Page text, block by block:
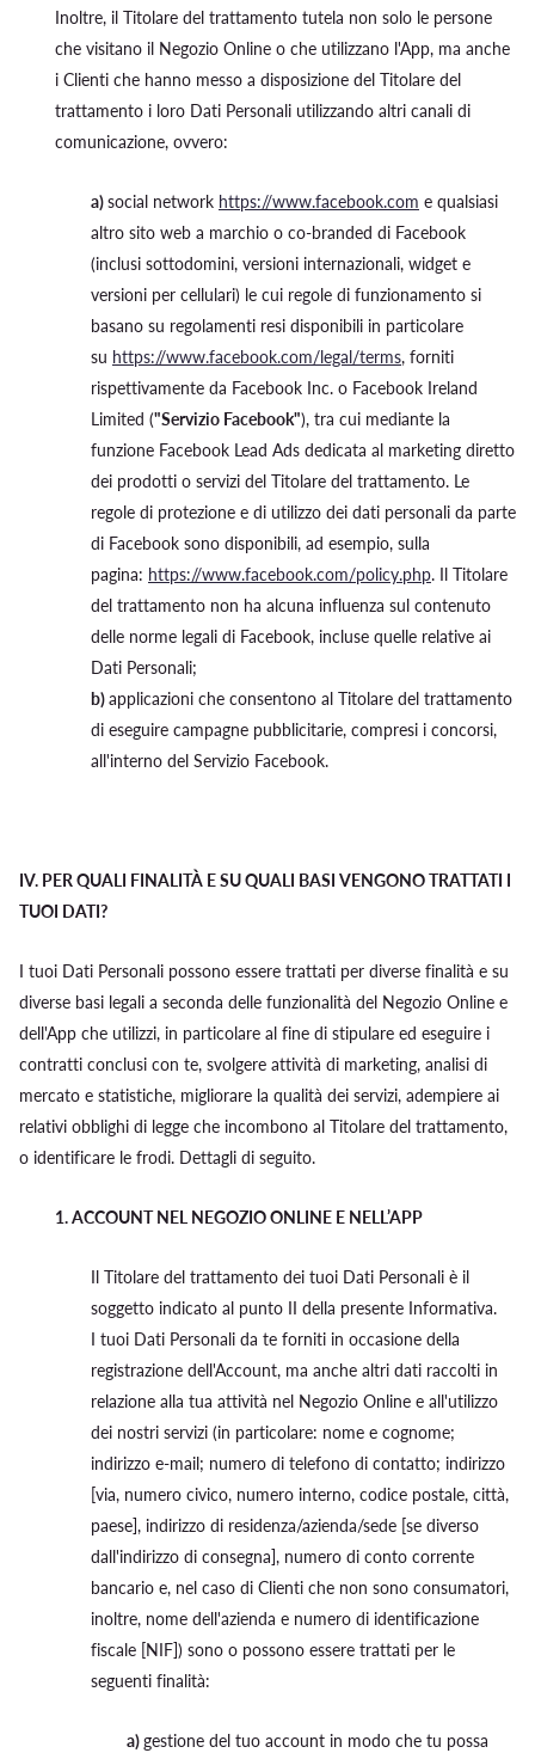
Inoltre, il Titolare del trattamento tutela non solo le persone
che visitano il Negozio Online o che utilizzano l'App, ma anche
i Clienti che hanno messo a disposizione del Titolare del
trattamento i loro Dati Personali utilizzando altri canali di
comunicazione, ovvero:
a)social network https://www.facebook.com e qualsiasi
altro sito web a marchio o co-branded di Facebook
(inclusi sottodomini, versioni internazionali, widget e
versioni per cellulari) le cui regole di funzionamento si
basano su regolamenti resi disponibili in particolare
su https://www.facebook.com/legal/terms, forniti
rispettivamente da Facebook Inc. o Facebook Ireland
Limited ("Servizio Facebook"), tra cui mediante la
funzione Facebook Lead Ads dedicata al marketing diretto
dei prodotti o servizi del Titolare del trattamento. Le
regole di protezione e di utilizzo dei dati personali da parte
di Facebook sono disponibili, ad esempio, sulla
pagina: https://www.facebook.com/policy.php. Il Titolare
del trattamento non ha alcuna influenza sul contenuto
delle norme legali di Facebook, incluse quelle relative ai
Dati Personali;
b)applicazioni che consentono al Titolare del trattamento
di eseguire campagne pubblicitarie, compresi i concorsi,
all'interno del Servizio Facebook.
IV. PER QUALI FINALITÀ E SU QUALI BASI VENGONO TRATTATI I
TUOI DATI?
I tuoi Dati Personali possono essere trattati per diverse finalità e su
diverse basi legali a seconda delle funzionalità del Negozio Online e
dell'App che utilizzi, in particolare al fine di stipulare ed eseguire i
contratti conclusi con te, svolgere attività di marketing, analisi di
mercato e statistiche, migliorare la qualità dei servizi, adempiere ai
relativi obblighi di legge che incombono al Titolare del trattamento,
o identificare le frodi. Dettagli di seguito.
1.ACCOUNT NEL NEGOZIO ONLINE E NELL’APP
Il Titolare del trattamento dei tuoi Dati Personali è il
soggetto indicato al punto II della presente Informativa.
I tuoi Dati Personali da te forniti in occasione della
registrazione dell'Account, ma anche altri dati raccolti in
relazione alla tua attività nel Negozio Online e all'utilizzo
dei nostri servizi (in particolare: nome e cognome;
indirizzo e-mail; numero di telefono di contatto; indirizzo
[via, numero civico, numero interno, codice postale, città,
paese], indirizzo di residenza/azienda/sede [se diverso
dall'indirizzo di consegna], numero di conto corrente
bancario e, nel caso di Clienti che non sono consumatori,
inoltre, nome dell'azienda e numero di identificazione
fiscale [NIF]) sono o possono essere trattati per le
seguenti finalità:
a)gestione del tuo account in modo che tu possa